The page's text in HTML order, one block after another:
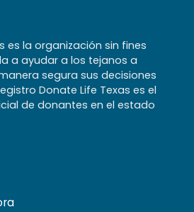
es la organización sin fines
a ayudar a los tejanos a
segura sus decisiones
Donate Life Texas es el
de donantes en el estado